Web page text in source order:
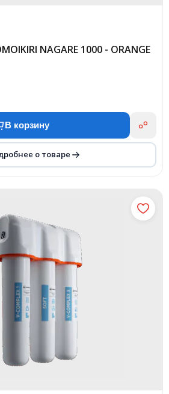
NAGARE 1000 - ORANGE
В корзину
о товаре